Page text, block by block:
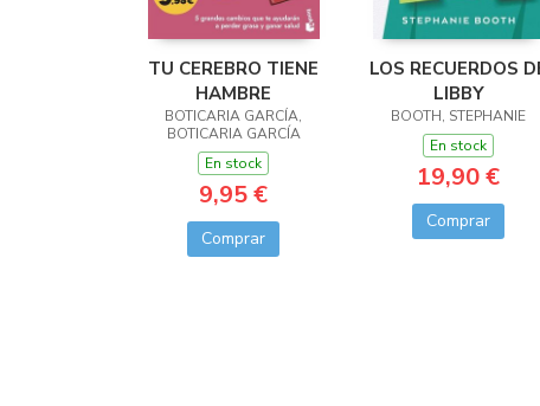
TU CEREBRO TIENE
HAMBRE
BOTICARIA GARCÍA,
BOTICARIA GARCÍA
En stock
9,95 €
Comprar
LOS RECUERDOS
LIBBY
BOOTH, STEPHANIE
En stock
19,90 €
Comprar